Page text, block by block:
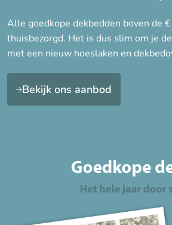
Alle goedkope dekbedden boven de
thuisbezorgd. Het is dus slim om je
met een nieuw hoeslaken en
Bekijk ons aanbod
Lente/Herfst, Winter
Winter
Zomer
Warmteklasse
Warmteklasse 2 (Winter)
Warmteklasse 3 + 4 = 1 (4-
Warmteklasse 4 (Zomer)